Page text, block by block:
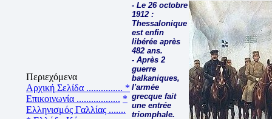
Περιεχόμενα
Αρχική Σελίδα ............... *
Επικοινωνία .................. *
Ελληνισμός Γαλλίας .......
- Le 26 octobre
1912 :
Thessalonique
est enfin
libérée après
482 ans.
- Après 2
guerre
balkaniques,
l'armée
grecque fait
une entrée
triomphale.